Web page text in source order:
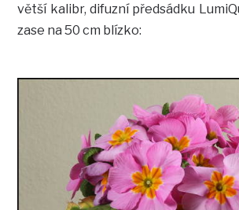
větší kalibr, difuzní předsádku
zase na 50 cm blízko: